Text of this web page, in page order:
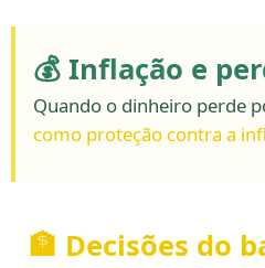
💰 Inflação e
Quando o dinheiro perde
como proteção contra a
🏦 Decisões do